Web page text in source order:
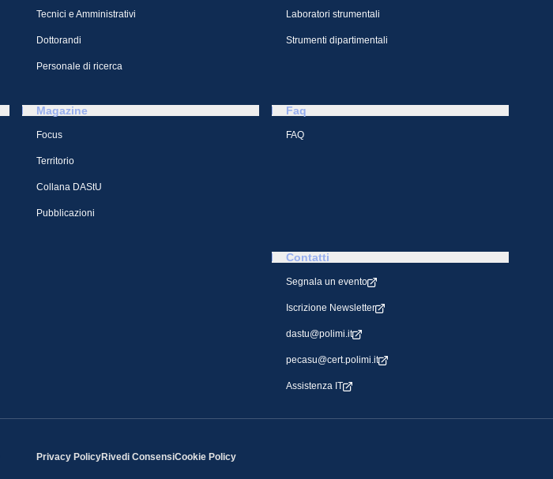
Tecnici e Amministrativi
Dottorandi
Personale di ricerca
Laboratori strumentali
Strumenti dipartimentali
Magazine
Focus
Territorio
Collana DAStU
Pubblicazioni
Faq
FAQ
Contatti
Segnala un evento
Iscrizione Newsletter
dastu@polimi.it
pecasu@cert.polimi.it
Assistenza IT
Privacy PolicyRivedi ConsensiCookie Policy